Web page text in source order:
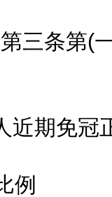
条第(一
期免冠正